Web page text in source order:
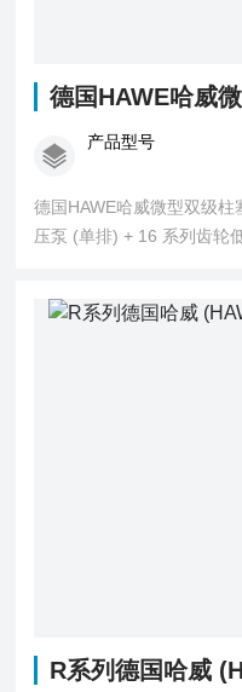
德国HAWE哈威微
产品型号
德国HAWE哈威微型双级
压泵 (单排) + 16 系列齿轮
R系列德国哈威